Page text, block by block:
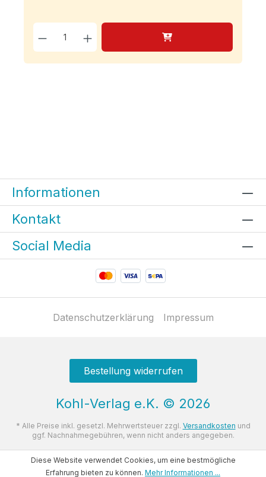
Produkt Anzahl: Gib den
Informationen
Kontakt
Social Media
Datenschutzerklärung Impressum
Bestellung widerrufen
Kohl-Verlag e.K. © 2026
* Alle Preise inkl. gesetzl. Mehrwertsteuer zzgl. Versandkosten und
ggf. Nachnahmegebühren, wenn nicht anders angegeben.
Diese Website verwendet Cookies, um eine bestmögliche
Erfahrung bieten zu können. Mehr Informationen ...